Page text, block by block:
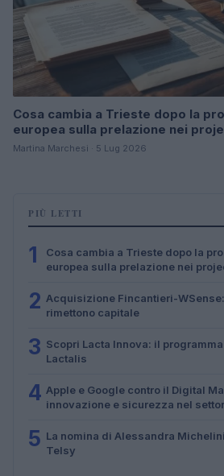
Cosa cambia a Trieste dopo la
europea sulla prelazione nei
Martina Marchesi · 5 Lug 2026
PIÙ LETTI
1
Cosa cambia a Trieste dopo la
europea sulla prelazione nei
2 Acquisizione Fincantieri-
rimettono capitale
3 Scopri Lacta Innova: il
Lactalis
4 Apple e Google contro il Digital
innovazione e sicurezza nel
5 La nomina di Alessandra
Telsy